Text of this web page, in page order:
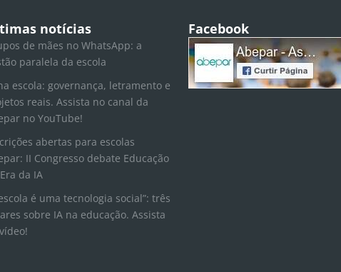
notícias
de mães no WhatsApp: a
paralela da escola
escola: governança, letramento e
reais. Assista no canal da
no YouTube!
abertas para escolas
II Congresso debate Educação
da IA
é uma tecnologia social”: três
sobre IA na educação. Assista
Facebook